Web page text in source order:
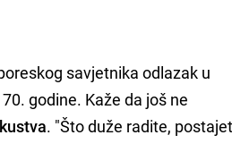
savjetnika odlazak u
godine. Kaže da još ne
. "Što duže radite,